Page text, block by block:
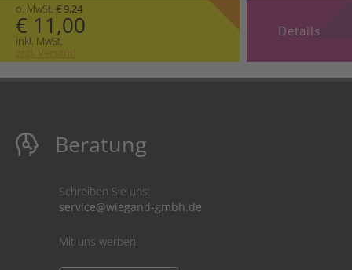
o. MwSt. € 9,24
€ 11,00
inkl. MwSt.
zzgl. Versand
Details
Beratung
Schreiben Sie uns:
service@wiegand-gmbh.de
Mit uns werben!